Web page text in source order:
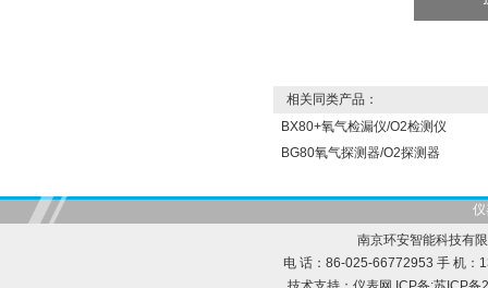
相关同类产品：
BX80+氧气检漏仪/O2检测仪
BG80氧气探测器/O2探测器
南京环安智能科技有
电 话：86-025-66772953 手 机：